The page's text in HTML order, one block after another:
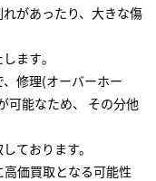
があったり、大きな傷
ます｡
修理(オーバーホー
可能なため、 その分他
ております。
価買取となる可能性